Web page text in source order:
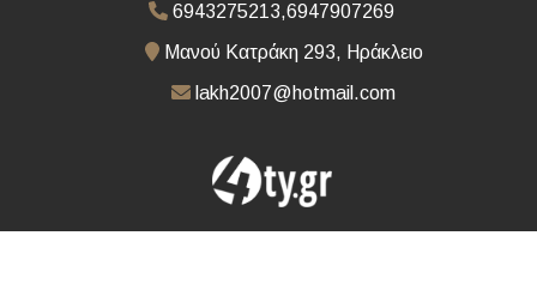
6943275213,6947907269
Μανού Κατράκη 293, Ηράκλειο
lakh2007@hotmail.com